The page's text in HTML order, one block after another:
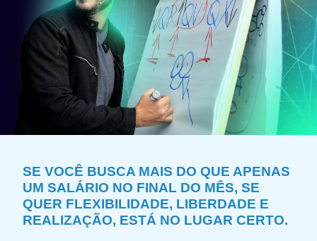
SE VOCÊ BUSCA MAIS DO QUE APENAS
UM SALÁRIO NO FINAL DO MÊS, SE
QUER FLEXIBILIDADE, LIBERDADE E
REALIZAÇÃO, ESTÁ NO LUGAR CERTO.